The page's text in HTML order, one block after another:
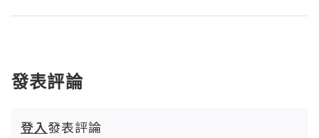
發表評論
登入發表評論